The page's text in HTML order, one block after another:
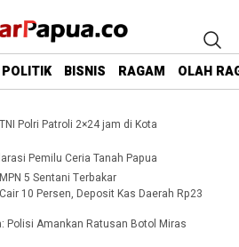
POLITIK BISNIS RAGAM OLAH
Polri Patroli 2×24 jam di Kota
Pemilu Ceria Tanah Papua
5 Sentani Terbakar
10 Persen, Deposit Kas Daerah Rp23
Polisi Amankan Ratusan Botol Miras